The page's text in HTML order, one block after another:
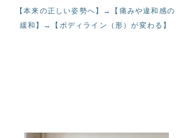
【本来の正しい姿勢へ】→【痛みや違和感の
緩和】→【ボディライン（形）が変わる】